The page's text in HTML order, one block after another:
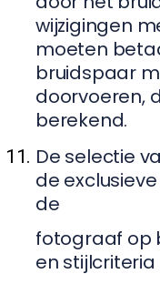
wijzigingen
moeten
bruidspaar
doorvoeren,
berekend.
De selectie
de
de
fotograaf op
en stijlcriteria